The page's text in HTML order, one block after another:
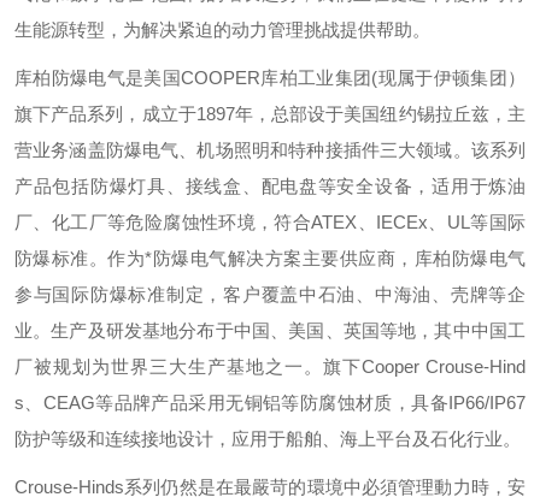
生能源转型，为解决紧迫的动力管理挑战提供帮助。
库柏防爆电气是美国COOPER库柏工业集团(现属于伊顿集团）
旗下产品系列，成立于1897年，总部设于美国纽约锡拉丘兹，主
营业务涵盖防爆电气、机场照明和特种接插件三大领域。该系列
产品包括防爆灯具、接线盒、配电盘等安全设备，适用于炼油
厂、化工厂等危险腐蚀性环境，符合ATEX IECEx UL 等国际
防爆标准。作为*防爆电气解决方案主要供应商，库柏防爆电气
参与国际防爆标准制定，客户覆盖中石油、中海油、壳牌等企
业。生产及研发基地分布于中国、美国、英国等地，其中中国工
厂被规划为世界三大生产基地之一。旗下Cooper Crouse-Hind
s
CEAG等品牌产品采用无铜铝等防腐蚀材质，具备IP66/IP67
防护等级和连续接地设计，应用于船舶、海上平台及石化行业。
Crouse-Hinds系列仍然是在最嚴苛的環境中必須管理動力時，安